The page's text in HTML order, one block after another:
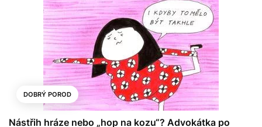
DOBRÝ POROD
Nástřih hráze nebo „hop na kozu“? Advokátka po